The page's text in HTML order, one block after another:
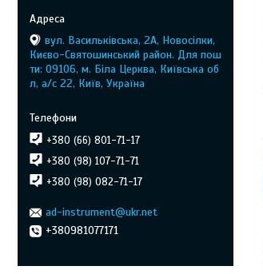
вул. Васильківська, 2А, Новосілки,
Києво-Святошинський район. Для пош
ти: 09106, м. Біла Церква, Київська об
л, а/с 22, Київ, Україна
+380 (66) 801-71-17
+380 (98) 107-71-71
+380 (98) 082-71-17
ad-instrument@ukr.net
+380981077171